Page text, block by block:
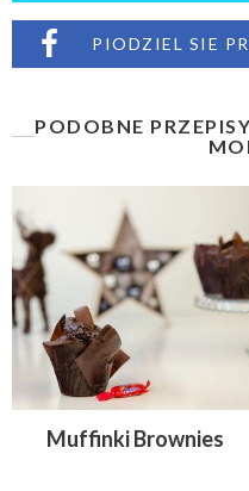
PIODZIEL SIE
PODOBNE
Muffinki Brownies